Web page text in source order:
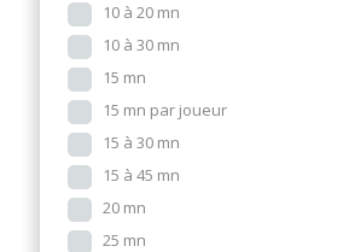
10 à 20 mn
10 à 30 mn
15 mn
15 mn par joueur
15 à 30 mn
15 à 45 mn
20 mn
25 mn